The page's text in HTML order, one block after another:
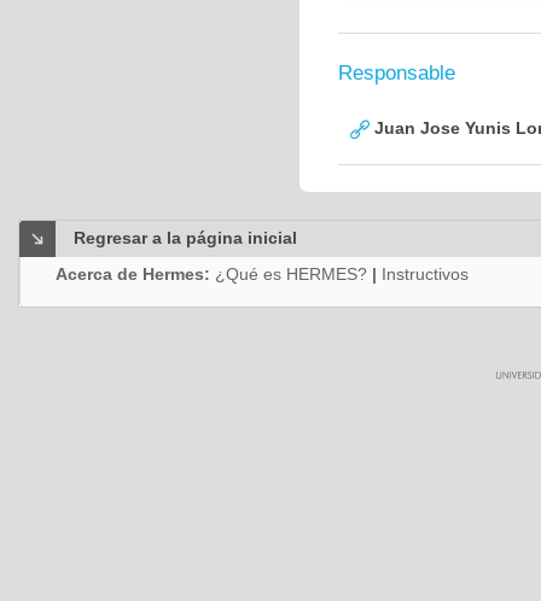
Responsable
Juan Jose Yunis
Regresar a la página inicial
Acerca de Hermes: ¿Qué es HERMES? | Instructivos